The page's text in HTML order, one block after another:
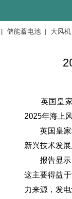
储能蓄电池 | 大风机
英国皇家
2025年海上
英国皇家地
新兴技术发
报告显示，
这主要得益
力来源，发